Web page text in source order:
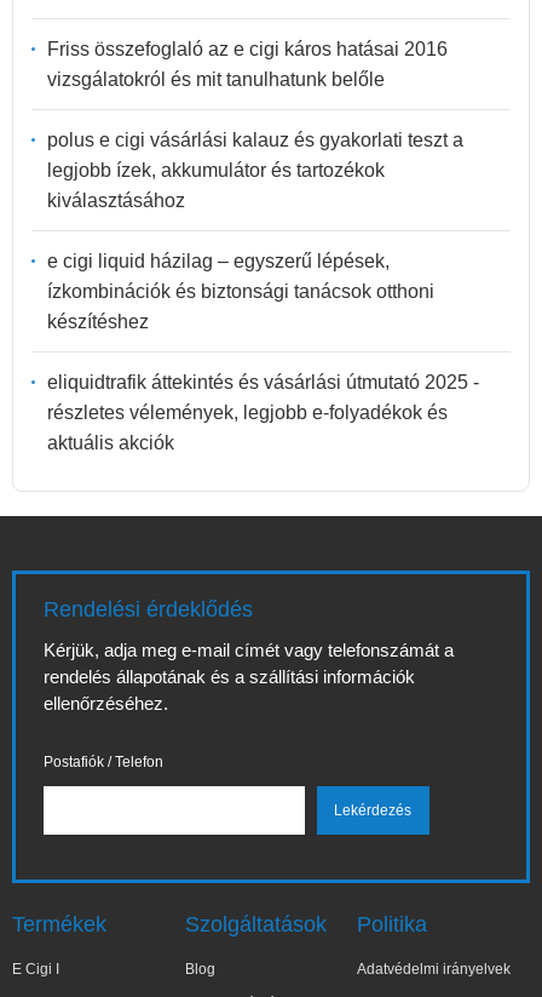
Friss összefoglaló az e cigi káros hatásai 2016
vizsgálatokról és mit tanulhatunk belőle
polus e cigi vásárlási kalauz és gyakorlati teszt a
legjobb ízek, akkumulátor és tartozékok
kiválasztásához
e cigi liquid házilag – egyszerű lépések,
ízkombinációk és biztonsági tanácsok otthoni
készítéshez
eliquidtrafik áttekintés és vásárlási útmutató 2025 -
részletes vélemények, legjobb e-folyadékok és
aktuális akciók
Rendelési érdeklődés
Kérjük, adja meg e-mail címét vagy telefonszámát a
rendelés állapotának és a szállítási információk
ellenőrzéséhez.
Postafiók / Telefon
Termékek
E Cigi I
Szolgáltatások
Blog
Politika
Adatvédelmi irányelvek